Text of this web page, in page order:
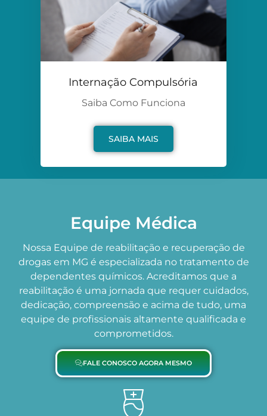
Internação Compulsória
Saiba Como Funciona
SAIBA MAIS
Equipe Médica
Nossa Equipe de reabilitação e recuperação de
drogas em MG é especializada no tratamento de
dependentes químicos. Acreditamos que a
reabilitação é uma jornada que requer cuidados,
dedicação, compreensão e acima de tudo, uma
equipe de profissionais altamente qualificada e
comprometidos.
FALE CONOSCO AGORA MESMO